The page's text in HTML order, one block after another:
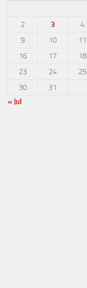
2
3 4
9
10 11
16
17 18
23
24 25
30
31
« Jul